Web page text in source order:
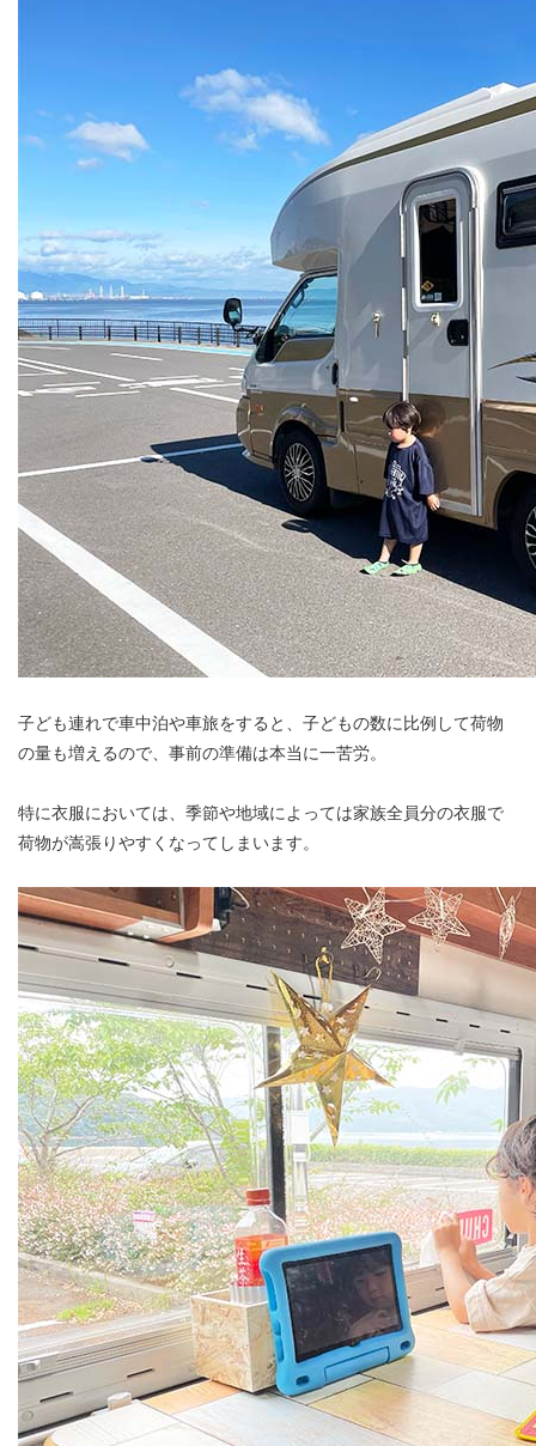
子ども連れで車中泊や車旅をすると、子どもの数に比例して荷物
の量も増えるので、事前の準備は本当に一苦労。
特に衣服においては、季節や地域によっては家族全員分の衣服で
荷物が嵩張りやすくなってしまいます。